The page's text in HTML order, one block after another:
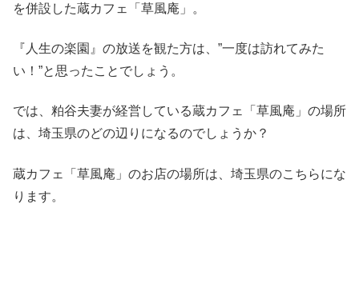
を併設した蔵カフェ「草風庵」。
『人生の楽園』の放送を観た方は、”一度は訪れてみた
い！”と思ったことでしょう。
では、粕谷夫妻が経営している蔵カフェ「草風庵」の場所
は、埼玉県のどの辺りになるのでしょうか？
蔵カフェ「草風庵」のお店の場所は、埼玉県のこちらにな
ります。